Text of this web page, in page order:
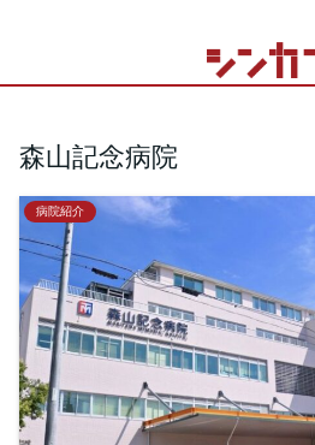
森山記念病院
病院紹介